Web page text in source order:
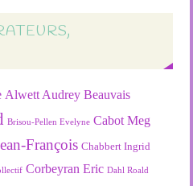
Alwett Audrey Beauvais
Brisou-Pellen Evelyne Cabot Meg
François Chabbert Ingrid
Corbeyran Eric Dahl Roald